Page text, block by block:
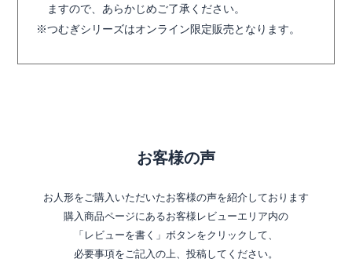
ますので、あらかじめご了承ください。
つむぎシリーズはオンライン限定販売となります。
お客様の声
お人形をご購入いただいたお客様の声を紹介しております
購入商品ページにあるお客様レビューエリア内の
「レビューを書く」ボタンをクリックして、
必要事項をご記入の上、投稿してください。